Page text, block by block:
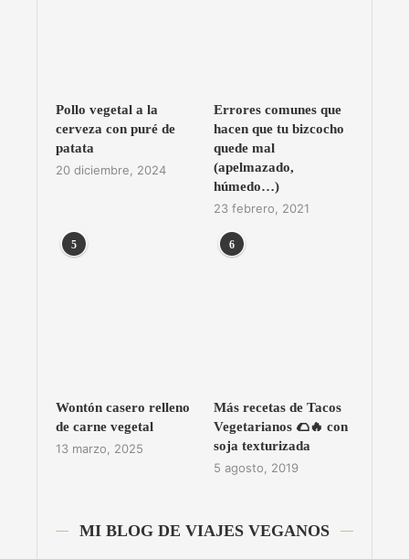
Pollo vegetal a la
cerveza con puré de
patata
20 diciembre, 2024
Errores comunes que
hacen que tu bizcocho
quede mal
(apelmazado,
húmedo…)
23 febrero, 2021
5
Wontón casero relleno
de carne vegetal
13 marzo, 2025
6
Más recetas de Tacos
Vegetarianos 🌮🔥 con
soja texturizada
5 agosto, 2019
MI BLOG DE VIAJES VEGANOS